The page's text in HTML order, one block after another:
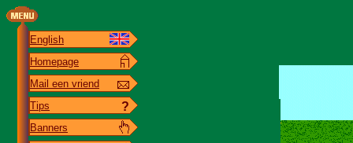
English
Homepage
Mail een vriend
Tips
?
Banners